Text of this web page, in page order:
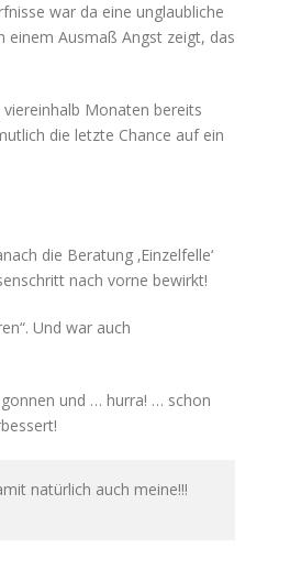
war da eine unglaubliche
einem Ausmaß Angst zeigt, das
Monaten bereits
die letzte Chance auf ein
die Beratung ‚Einzelfelle‘
nach vorne bewirkt!
Und war auch
und … hurra! … schon
natürlich auch meine!!!